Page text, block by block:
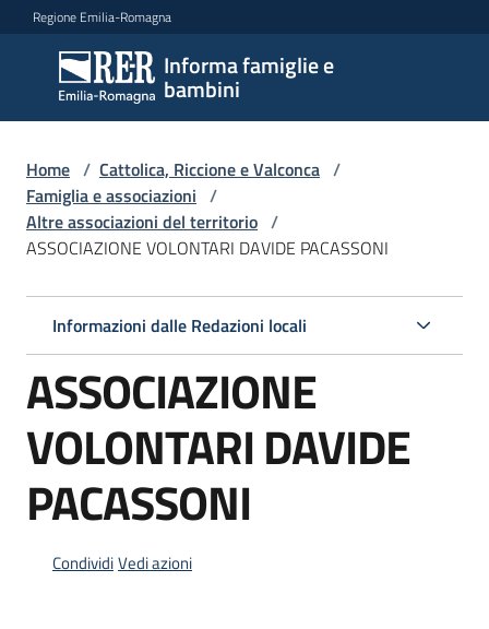
Vai al contenuto
Vai alla navigazione
Vai al footer
Regione Emilia-Romagna
Informa famiglie e
bambini
Informa
famiglie
e
bambini
Argomenti
Servizi
Centri
per
le
Informazioni
Home / Cattolica, Riccione e Valconca /
Famiglia e associazioni /
Altre associazioni del territorio /
ASSOCIAZIONE VOLONTARI DAVIDE PACASSONI
Informazioni dalle Redazioni locali
ASSOCIAZIONE
VOLONTARI DAVIDE
PACASSONI
CondividiVedi azioni